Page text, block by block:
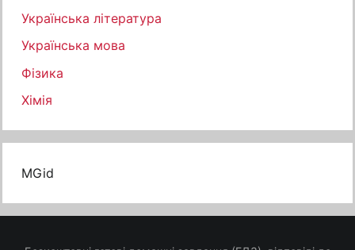
Українська література
Українська мова
Фізика
Хімія
MGid